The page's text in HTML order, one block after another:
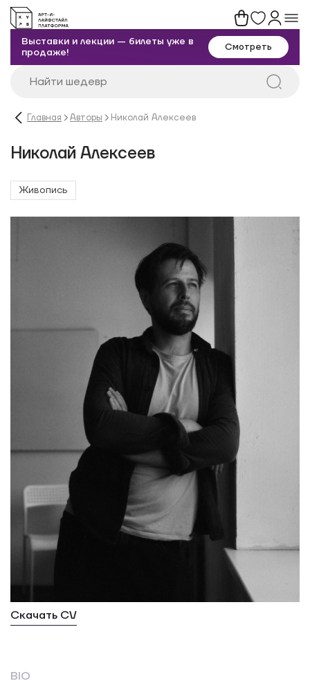
Выставки и лекции — билеты уже в
продаже!
Смотреть
Главная Авторы Николай Алексеев
Николай Алексеев
Живопись
Скачать CV
BIO